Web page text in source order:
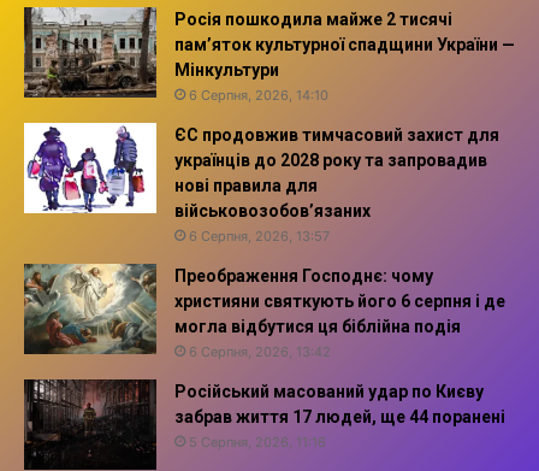
Росія пошкодила майже 2 тисячі
пам’яток культурної спадщини України —
Мінкультури
6 Серпня, 2026, 14:10
ЄС продовжив тимчасовий захист для
українців до 2028 року та запровадив
нові правила для
військовозобов’язаних
6 Серпня, 2026, 13:57
Преображення Господнє: чому
християни святкують його 6 серпня і де
могла відбутися ця біблійна подія
6 Серпня, 2026, 13:42
Російський масований удар по Києву
забрав життя 17 людей, ще 44 поранені
5 Серпня, 2026, 11:16